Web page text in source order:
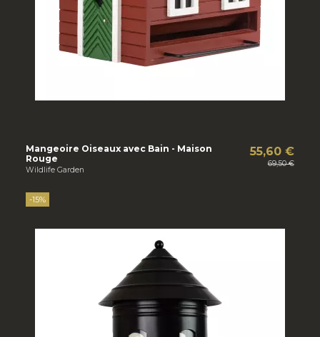
Mangeoire Oiseaux avec Bain - Maison
Rouge
Wildlife Garden
55,60 €
69,50 €
-15%